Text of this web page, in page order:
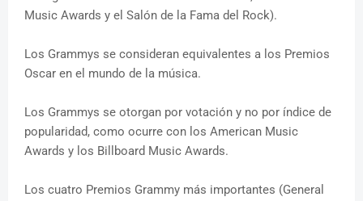
Music Awards y el Salón de la Fama del Rock).
Los Grammys se consideran equivalentes a los Premios
Oscar en el mundo de la música.
Los Grammys se otorgan por votación y no por índice de
popularidad, como ocurre con los American Music
Awards y los Billboard Music Awards.
Los cuatro Premios Grammy más importantes (General